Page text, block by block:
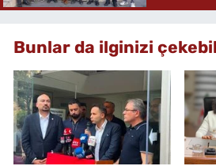
Bunlar da ilginizi